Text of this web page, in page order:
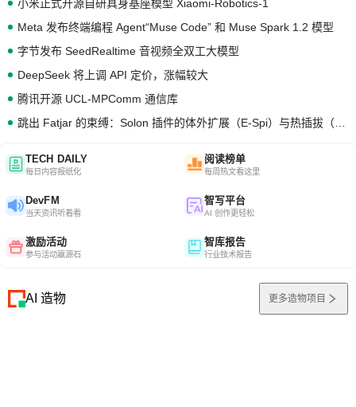
小米正式开源自研具身基座模型 Xiaomi-Robotics-1
Meta 发布终端编程 Agent“Muse Code” 和 Muse Spark 1.2 模型
字节发布 SeedRealtime 音视频全双工大模型
DeepSeek 将上调 API 定价，涨幅较大
腾讯开源 UCL-MPComm 通信库
TECH DAILY
每日内容报纸化
阅读榜单
每周热文看这里
DevFM
当天资讯听着看
智写平台
AI 创作更轻松
激励活动
参与活动赢源石
智库报告
行业技术报告
AI 造物 更多造物项目